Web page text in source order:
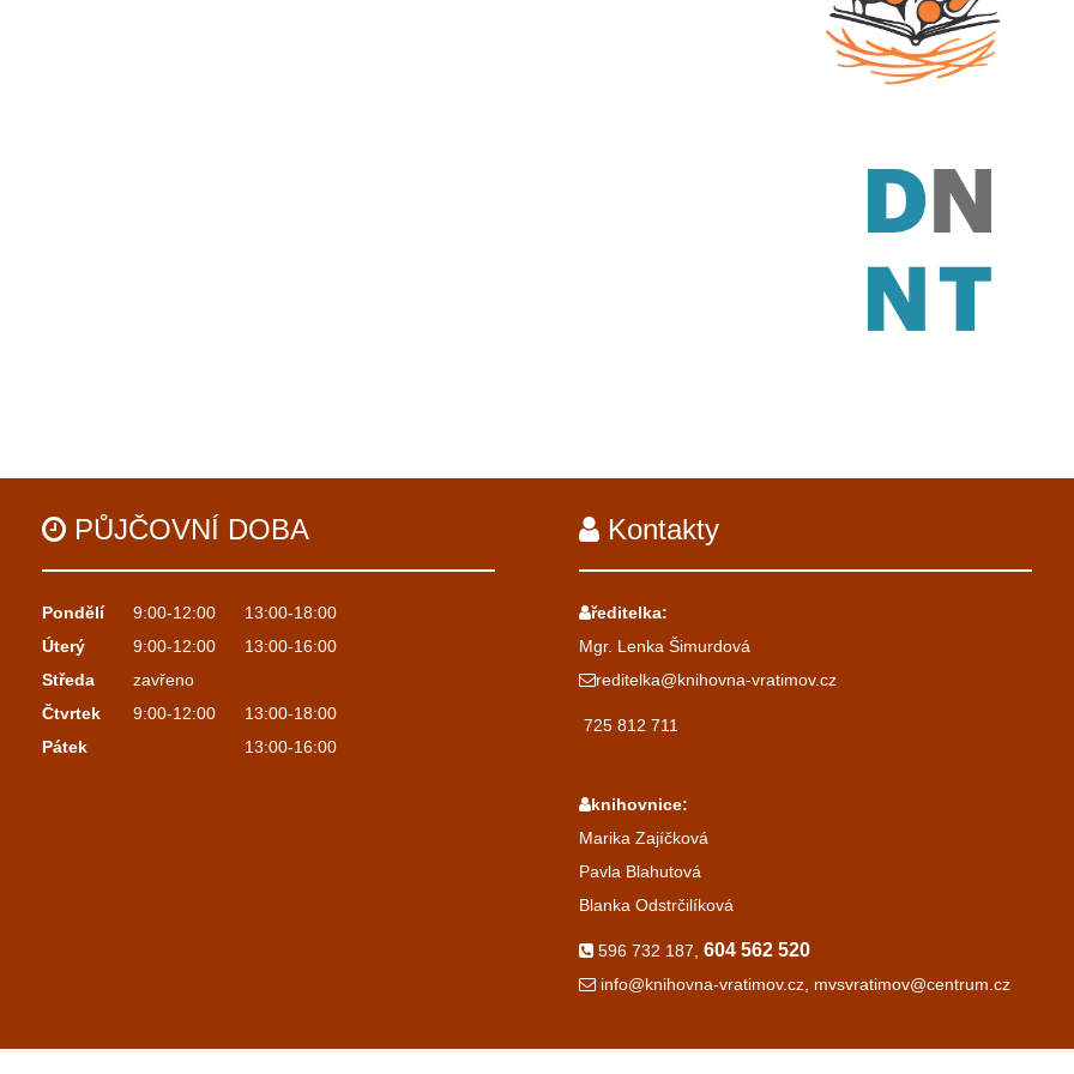
PŮJČOVNÍ DOBA
Pondělí 9:00-12:00 13:00-18:00
Úterý
9:00-12:00
13:00-16:00
Středa
zavřeno
Čtvrtek
9:00-12:00
13:00-18:00
Pátek
13:00-16:00
Kontakty
ředitelka:
Mgr. Lenka Šimurdová
reditelka@knihovna-vratimov.cz
725 812 711
knihovnice:
Marika Zajíčková
Pavla Blahutová
Blanka Odstrčilíková
596 732 187, 604 562 520
info@knihovna-vratimov.cz, mvsvratimov@centrum.cz